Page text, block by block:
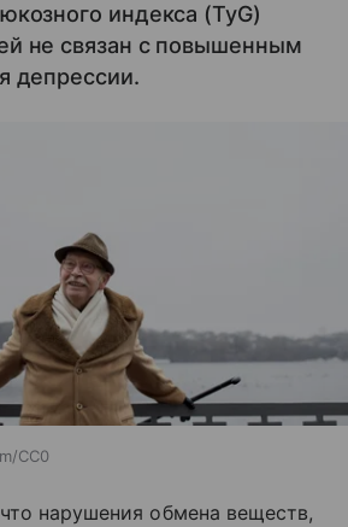
индекса (TyG)
не связан с повышенным
депрессии.
CC0
нарушения обмена веществ,